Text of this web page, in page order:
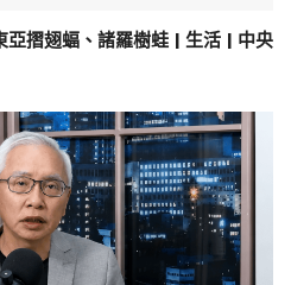
摺翅蝠、諸羅樹蛙 | 生活 | 中央